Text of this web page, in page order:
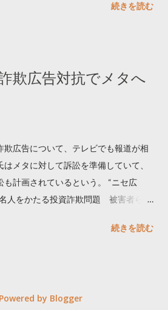
安は1300リツイート ー 人は16の熱量
ja/insights/kakusan
続きを読む
欺広告対抗でメタへ
欺広告について、テレビでも報道が相
メタに対して訴訟を準備していて、
計画されているという。 “ニセ広
人をかたる投資詐欺問題 被害者らが
articles/-/1091835 なぜなくならな
wbs/newsl/post_294057 【独自】著
続きを読む
Powered by Blogger